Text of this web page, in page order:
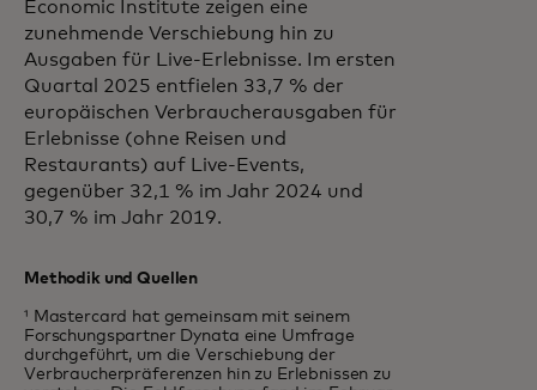
Economic Institute zeigen eine
zunehmende Verschiebung hin zu
Ausgaben für Live-Erlebnisse. Im ersten
Quartal 2025 entfielen 33,7 % der
europäischen Verbraucherausgaben für
Erlebnisse (ohne Reisen und
Restaurants) auf Live-Events,
gegenüber 32,1 % im Jahr 2024 und
30,7 % im Jahr 2019.
Methodik und Quellen
¹ Mastercard hat gemeinsam mit seinem
Forschungspartner Dynata eine Umfrage
durchgeführt, um die Verschiebung der
Verbraucherpräferenzen hin zu Erlebnissen zu